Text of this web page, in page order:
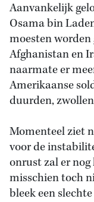
Aanvankelijk
Osama bin
moesten
Afghanistan en
naarmate er
Amerikaanse
duurden,
Momenteel ziet
voor de
onrust zal er
misschien toch
bleek een